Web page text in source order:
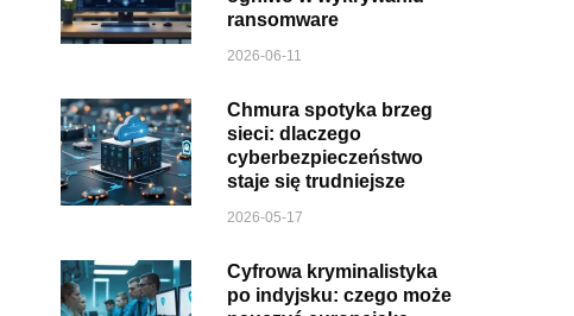
ransomware
2026-06-11
Chmura spotyka brzeg
sieci: dlaczego
cyberbezpieczeństwo
staje się trudniejsze
2026-05-17
Cyfrowa kryminalistyka
po indyjsku: czego może